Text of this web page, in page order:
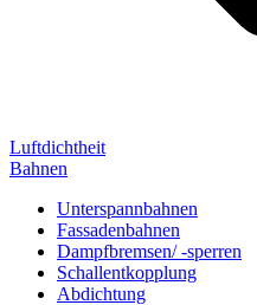
Luftdichtheit
Bahnen
Unterspannbahnen
Fassadenbahnen
Dampfbremsen/ -sperren
Schallentkopplung
Abdichtung